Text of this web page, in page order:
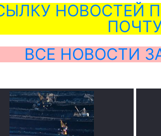
НОВОСТЕЙ
ВСЕ НОВОСТИ